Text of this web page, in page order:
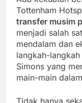
Tottenham
transfer musim
menjadi salah
mendalam dan
langkah-
Simons yang
main-main